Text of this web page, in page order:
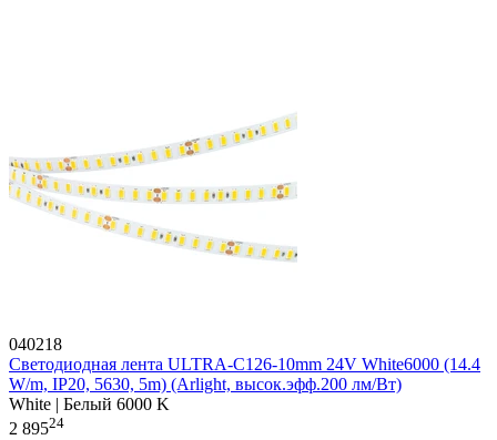
040218
Светодиодная лента ULTRA-C126-10mm 24V White6000 (14.4
W/m, IP20, 5630, 5m) (Arlight, высок.эфф.200 лм/Вт)
White | Белый 6000 K
2 89524